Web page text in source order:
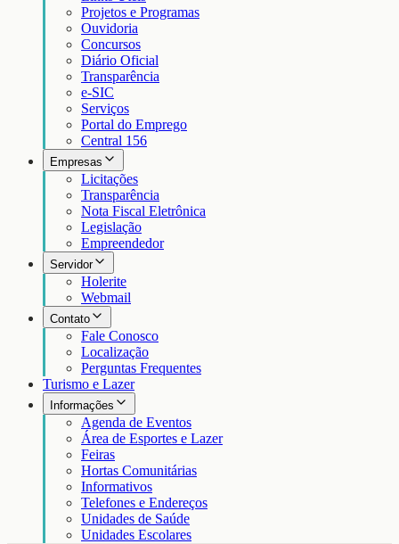
Projetos e Programas
Ouvidoria
Concursos
Diário Oficial
Transparência
e-SIC
Serviços
Portal do Emprego
Central 156
Empresas
Licitações
Transparência
Nota Fiscal Eletrônica
Legislação
Empreendedor
Servidor
Holerite
Webmail
Contato
Fale Conosco
Localização
Perguntas Frequentes
Turismo e Lazer
Informações
Agenda de Eventos
Área de Esportes e Lazer
Feiras
Hortas Comunitárias
Informativos
Telefones e Endereços
Unidades de Saúde
Unidades Escolares